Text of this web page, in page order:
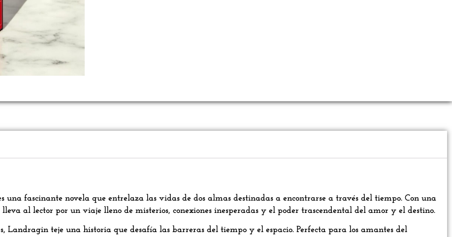
una fascinante novela que entrelaza las vidas de dos almas destinadas a encontrarse a través del tiempo. Con una
al lector por un viaje lleno de misterios, conexiones inesperadas y el poder trascendental del amor y el destino.
Landragin teje una historia que desafía las barreras del tiempo y el espacio. Perfecta para los amantes del